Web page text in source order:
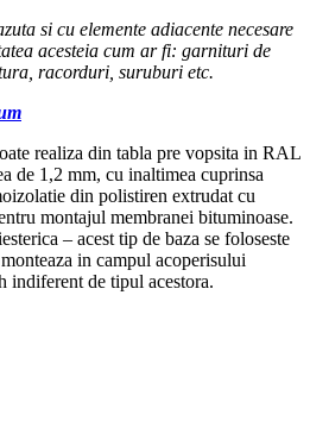
si cu elemente adiacente necesare
acesteia cum ar fi: garnituri de
racorduri, suruburi etc.
realiza din tabla pre vopsita in RAL
de 1,2 mm, cu inaltimea cuprinsa
din polistiren extrudat cu
montajul membranei bituminoase.
– acest tip de baza se foloseste
in campul acoperisului
indiferent de tipul acestora.